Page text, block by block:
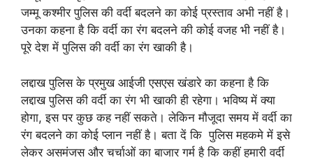
जम्मू कश्मीर पुलिस की वर्दी बदलने का कोई प्रस्ताव अभी नहीं है।
उनका कहना है कि वर्दी का रंग बदलने की कोई वजह भी नहीं है।
पूरे देश में पुलिस की वर्दी का रंग खाकी है।
लद्दाख पुलिस के प्रमुख आईजी एसएस खंडारे का कहना है कि
लद्दाख पुलिस की वर्दी का रंग भी खाकी ही रहेगा। भविष्य में क्या
होगा, इस पर कुछ कह नहीं सकते। लेकिन मौजूदा समय में वर्दी का
रंग बदलने का कोई प्लान नहीं है। बता दें कि पुलिस महकमे में इसे
लेकर असमंजस और चर्चाओं का बाजार गर्म है कि कहीं हमारी वर्दी